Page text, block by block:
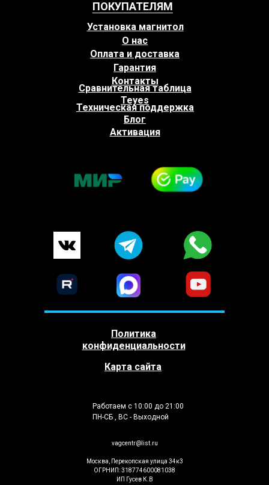
ПОКУПАТЕЛЯМ
Москва, Перекопская улица 34к3
ОГРНИП: 318774600081038
ИП Гусев К.В
vagcentr@list.ru
Работаем с 10:00 до 21:00
ПН-СБ , ВС - Выходной
Политика
конфиденциальности
Карта сайта
Установка магнитол
Контакты
Сравнительная таблица
Teyes
Блог
Техническая поддержка
Активация
Оплата и доставка
О нас
Гарантия